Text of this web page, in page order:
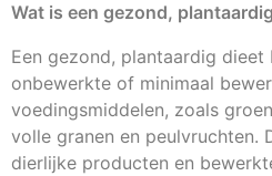
Wat is een gezond,
Een gezond, plantaardig
onbewerkte of minimaal
voedingsmiddelen, zoals
volle granen en peulvruchten.
dierlijke producten en